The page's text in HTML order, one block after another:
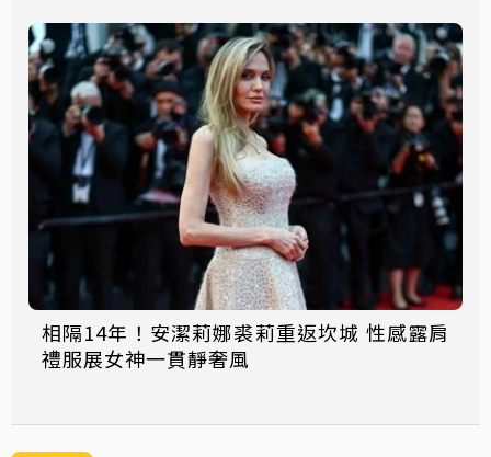
相隔14年！安潔莉娜裘莉重返坎城 性感露肩
禮服展女神一貫靜奢風